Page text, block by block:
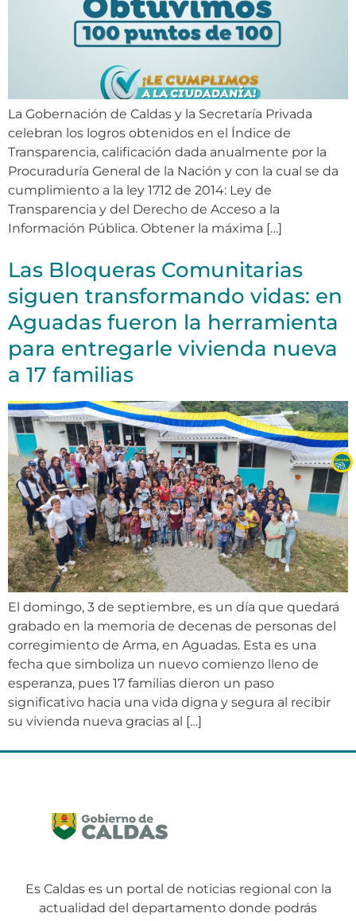
La Gobernación de Caldas y la Secretaría Privada
celebran los logros obtenidos en el Índice de
Transparencia, calificación dada anualmente por la
Procuraduría General de la Nación y con la cual se da
cumplimiento a la ley 1712 de 2014: Ley de
Transparencia y del Derecho de Acceso a la
Información Pública. Obtener la máxima […]
Las Bloqueras Comunitarias
siguen transformando vidas: en
Aguadas fueron la herramienta
para entregarle vivienda nueva
a 17 familias
El domingo, 3 de septiembre, es un día que quedará
grabado en la memoria de decenas de personas del
corregimiento de Arma, en Aguadas. Esta es una
fecha que simboliza un nuevo comienzo lleno de
esperanza, pues 17 familias dieron un paso
significativo hacia una vida digna y segura al recibir
su vivienda nueva gracias al […]
Es Caldas es un portal de noticias regional con la
actualidad del departamento donde podrás